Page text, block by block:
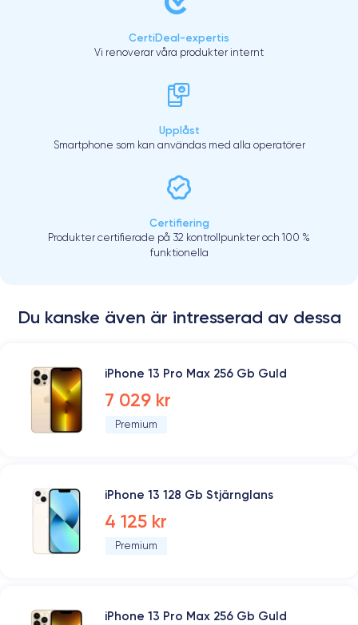
CertiDeal-expertis
Vi renoverar våra produkter internt
Upplåst
Smartphone som kan användas med alla operatörer
Certifiering
Produkter certifierade på 32 kontrollpunkter och 100 %
funktionella
Du kanske även är intresserad av dessa
iPhone 13 Pro Max 256 Gb Guld
7 029 kr
Premium
iPhone 13 128 Gb Stjärnglans
4 125 kr
Premium
iPhone 13 Pro Max 256 Gb Guld